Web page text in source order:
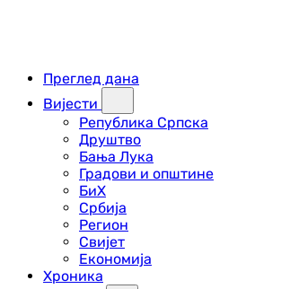
Преглед дана
Вијести
Република Српска
Друштво
Бања Лука
Градови и општине
БиХ
Србија
Регион
Свијет
Економија
Хроника